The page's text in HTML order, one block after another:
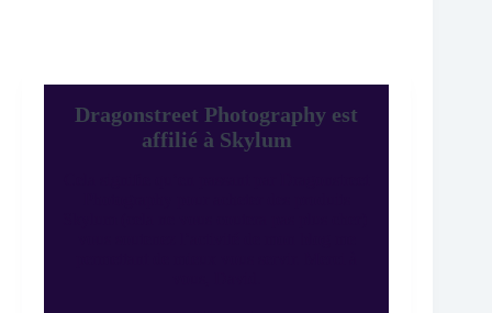
Dragonstreet Photography est
affilié à Skylum